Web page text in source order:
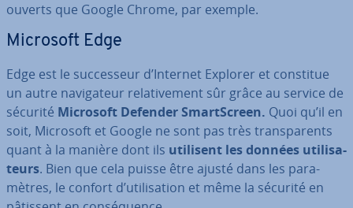
ouverts que Google Chrome, par exemple.
Microsoft Edge
Edge est le suc­ces­seur d’Internet Explorer et constitue
un autre na­vi­ga­teur re­la­ti­ve­ment sûr grâce au service de
sécurité Microsoft Defender SmartS­creen. Quoi qu’il en
soit, Microsoft et Google ne sont pas très trans­pa­rents
quant à la manière dont ils utilisent les données uti­li­sa­
teurs. Bien que cela puisse être ajusté dans les pa­ra­
mètres, le confort d’uti­li­sa­tion et même la sécurité en